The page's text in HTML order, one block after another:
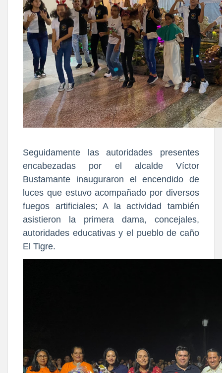
Seguidamente las autoridades presentes
encabezadas por el alcalde Víctor
Bustamante inauguraron el encendido de
luces que estuvo acompañado por diversos
fuegos artificiales; A la actividad también
asistieron la primera dama, concejales,
autoridades educativas y el pueblo de caño
El Tigre.